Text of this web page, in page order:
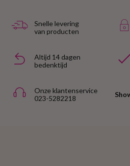
Snelle levering
van producten
Altijd 14 dagen
bedenktijd
Onze klantenservice
023-5282218